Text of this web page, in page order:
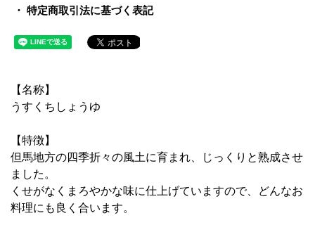
特定商取引法に基づく表記
【名称】
うすくちしょうゆ
【特徴】
但馬地方の四季折々の風土に育まれ、じっくりと熟成させ
ました。
くせがなくまろやかな味に仕上げていますので、どんなお
料理にも良く合います。